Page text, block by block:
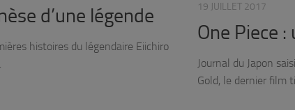
d’une légende
histoires du légendaire Eiichiro
19 JUILLET 2017
One Piece
Journal du Japon
Gold, le dernier film